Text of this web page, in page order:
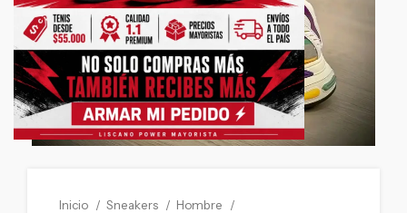
Click to enlarge
Inicio Sneakers
Hombre